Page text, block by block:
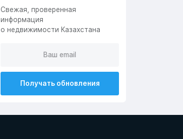
Cвежая, проверенная
информация
о недвижимости Казахстана
Получать обновления